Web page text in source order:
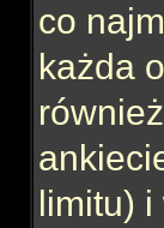
co
każda
limitu)